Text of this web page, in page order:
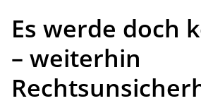
Es werde doch
– weiterhin